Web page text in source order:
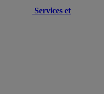
Services et